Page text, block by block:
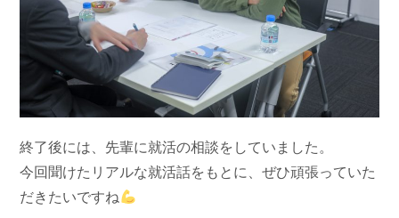
終了後には、先輩に就活の相談をしていました。
今回聞けたリアルな就活話をもとに、ぜひ頑張っていた
だきたいですね